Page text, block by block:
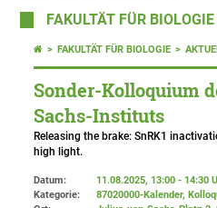
FAKULTÄT FÜR BIOLOGIE
FAKULTÄT FÜR BIOLOGIE
Sonder-Kolloquium
Sachs-Instituts
Releasing the brake: SnRK1
high light.
Datum:
11.08.2025, 13:00 - 14:30
Kategorie:
87020000-Kalender,